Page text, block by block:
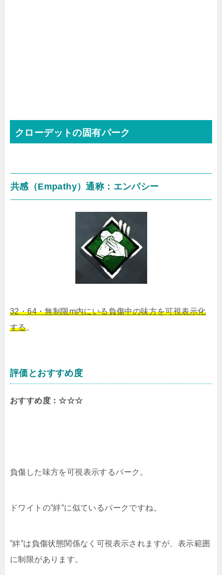
クローデットの固有パーク
共感（Empathy）通称：エンパシー
32・64・無制限m内にいる負傷中の味方を可視表示化
する。
評価とおすすめ度
おすすめ度：☆☆☆
負傷した味方を可視表示するパーク。
ドワイトの”絆”に似ているパークですね。
”絆”は負傷状態関係なく可視表示されますが、表示範囲
に制限があります。